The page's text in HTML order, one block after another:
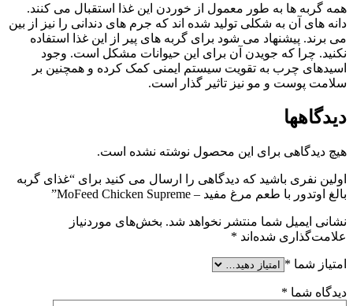
همه گربه ها به طور معمول از خوردن این غذا استقبال می کنند.
دانه های آن به شکلی تولید شده اند که جرم های دندانی را نیز از بین
می برند. پیشنهاد می شود برای گربه های پیر از این غذا استفاده
نکنید. چرا که جویدن آن برای این حیوانات مشکل است. وجود
اسیدهای چرب به تقویت سیستم ایمنی کمک کرده و همچنین بر
سلامت پوست و مو نیز تاثیر گذار است.
دیدگاهها
هیچ دیدگاهی برای این محصول نوشته نشده است.
اولین نفری باشید که دیدگاهی را ارسال می کنید برای “غذای گربه
بالغ اوتدور با طعم مرغ مفید – MoFeed Chicken Supreme”
نشانی ایمیل شما منتشر نخواهد شد. بخش‌های موردنیاز
علامت‌گذاری شده‌اند *
امتیاز شما *
دیدگاه شما *